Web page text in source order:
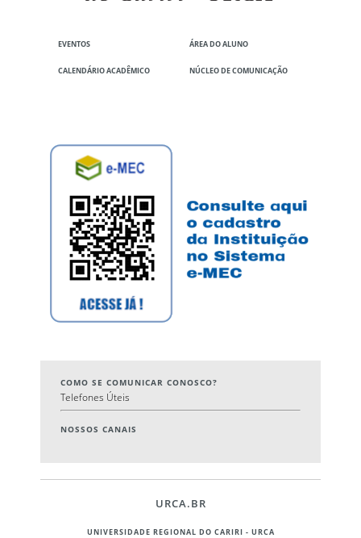
EVENTOS ÁREA DO ALUNO
CALENDÁRIO ACADÊMICO NÚCLEO DE COMUNICAÇÃO
COMO SE COMUNICAR CONOSCO?
Telefones Úteis
NOSSOS CANAIS
URCA.BR
UNIVERSIDADE REGIONAL DO CARIRI - URCA